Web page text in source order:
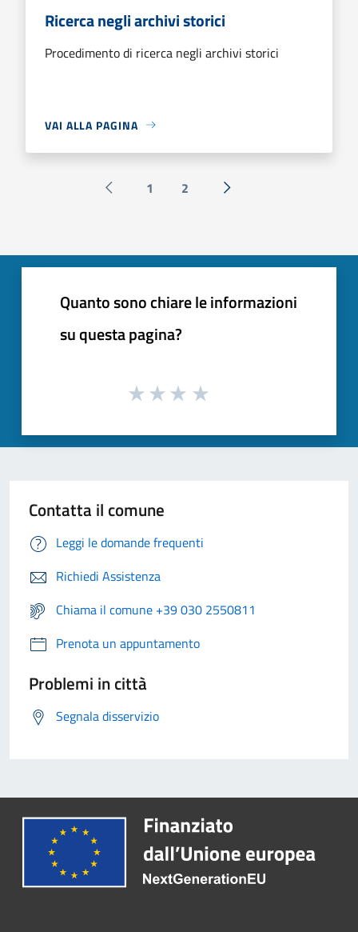
Ricerca negli archivi storici
Procedimento di ricerca negli archivi storici
VAI ALLA PAGINA
Pagina precedente
1 2 Successiva »
Quanto sono chiare le informazioni
su questa pagina?
Contatta il comune
Leggi le domande frequenti
Richiedi Assistenza
Chiama il comune +39 030 2550811
Prenota un appuntamento
Problemi in città
Segnala disservizio